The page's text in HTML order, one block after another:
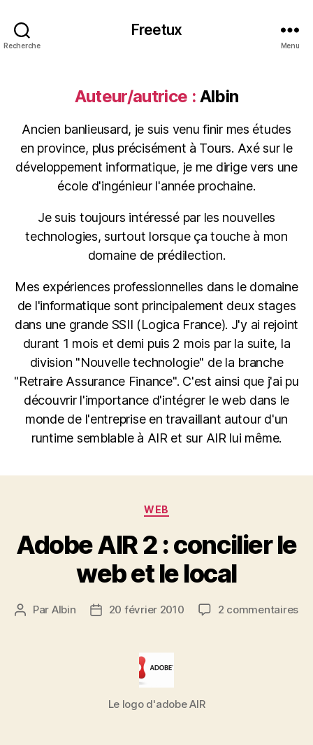
Recherche
Freetux
Menu
Auteur/autrice : Albin
Ancien banlieusard, je suis venu finir mes études
en province, plus précisément à Tours. Axé sur le
développement informatique, je me dirige vers une
école d'ingénieur l'année prochaine.
Je suis toujours intéressé par les nouvelles
technologies, surtout lorsque ça touche à mon
domaine de prédilection.
Mes expériences professionnelles dans le domaine
de l'informatique sont principalement deux stages
dans une grande SSII (Logica France). J'y ai rejoint
durant 1 mois et demi puis 2 mois par la suite, la
division "Nouvelle technologie" de la branche
"Retraire Assurance Finance". C'est ainsi que j'ai pu
découvrir l'importance d'intégrer le web dans le
monde de l'entreprise en travaillant autour d'un
runtime semblable à AIR et sur AIR lui même.
Catégories
WEB
Adobe AIR 2 : concilier le
web et le local
Auteur
Par Albin
Date20 février 2010 2 commentairessur
Le logo d'adobe AIR